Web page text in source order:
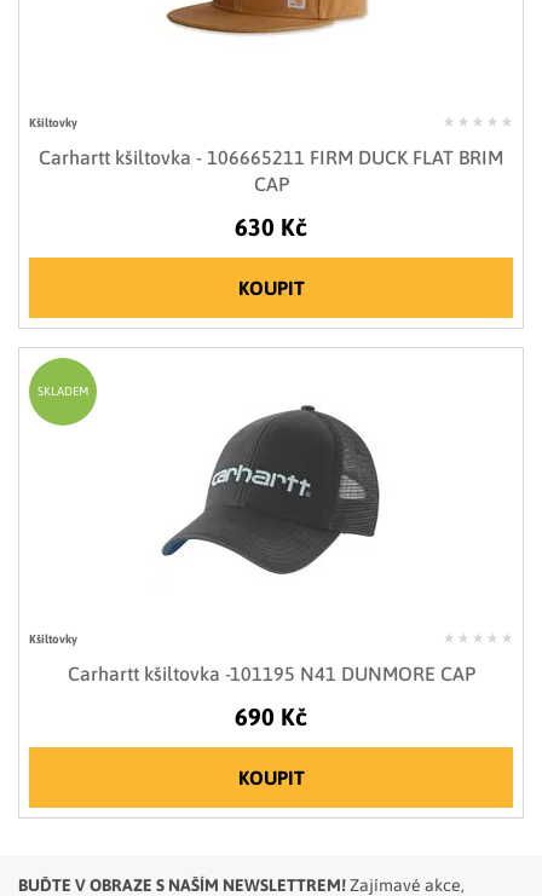
Kšiltovky
Carhartt kšiltovka - 106665211 FIRM DUCK FLAT BRIM
CAP
630 Kč
KOUPIT
Kšiltovky
Carhartt kšiltovka -101195 N41 DUNMORE CAP
690 Kč
KOUPIT
SKLADEM
BUĎTE V OBRAZE S NAŠÍM NEWSLETTREM!Zajímavé akce,